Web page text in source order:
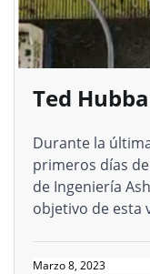
Ted
Durante la
primeros días
de Ingeniería
objetivo de esta
Marzo 8, 2023